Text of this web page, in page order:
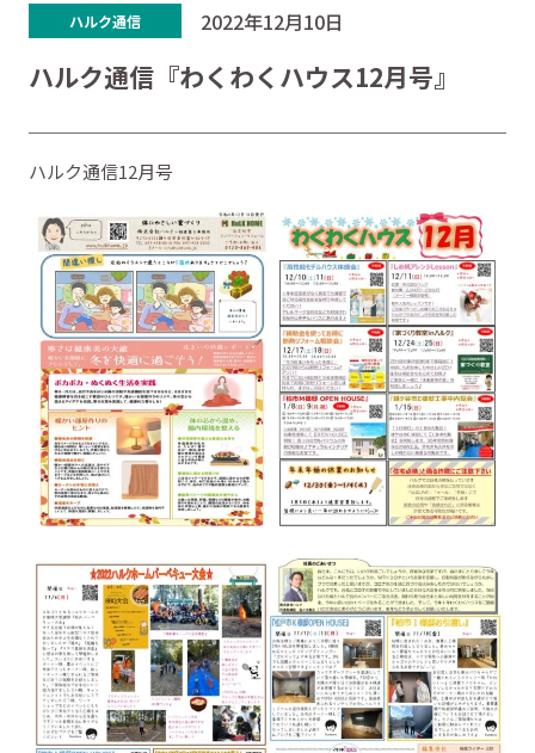
ハルク通信 2022年12月10日
ハルク通信『わくわくハウス12月号』
ハルク通信12月号